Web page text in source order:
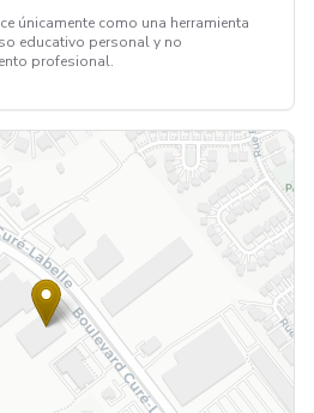
únicamente como una herramienta
educativo personal y no
profesional.